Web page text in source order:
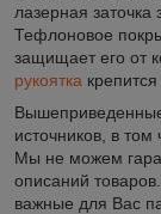
лазерная заточка
Тефлоновое
защищает его от
рукоятка
источников, в том
Мы не можем
описаний
важные для Вас